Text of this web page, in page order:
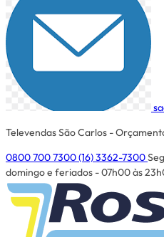
Televendas São Carlos -
0800 700 7300(16) 3362-7300
domingo e feriados - 07h00 às